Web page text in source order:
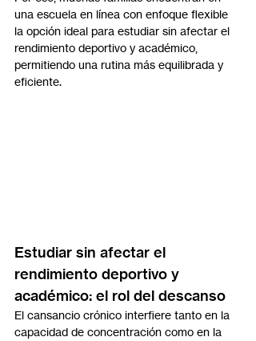
una escuela en línea con enfoque flexible
la opción ideal para estudiar sin afectar el
rendimiento deportivo y académico,
permitiendo una rutina más equilibrada y
eficiente.
Estudiar sin afectar el
rendimiento deportivo y
académico: el rol del descanso
El cansancio crónico interfiere tanto en la
capacidad de concentración como en la